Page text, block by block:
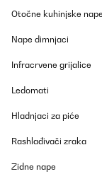
Otočne kuhinjske nape
Nape dimnjaci
Infracrvene grijalice
Ledomati
Hladnjaci za piće
Rashlađivači zraka
Zidne nape